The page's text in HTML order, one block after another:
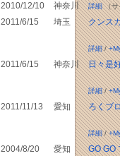
2010/12/10 神奈川 詳細（サ
2011/6/15 埼玉 クンス
詳細/
2011/6/15 神奈川 日々是
詳細/
2011/11/13 愛知 ろくブ
詳細/
2004/8/20 愛知 GO GO